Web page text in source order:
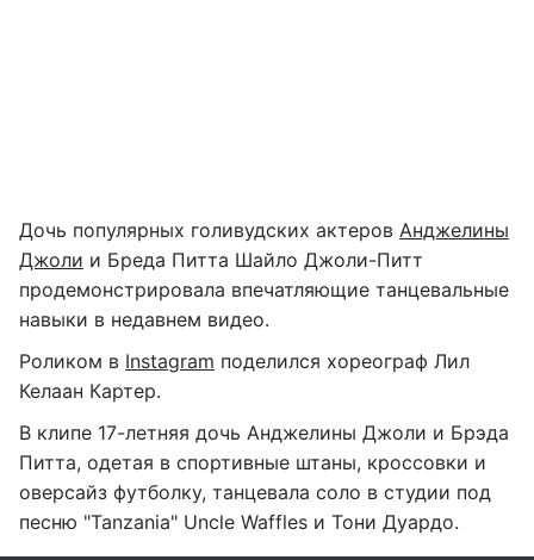
Дочь популярных голивудских актеров Анджелины
Джоли и Бреда Питта Шайло Джоли-Питт
продемонстрировала впечатляющие танцевальные
навыки в недавнем видео.
Роликом в Instagram поделился хореограф Лил
Келаан Картер.
В клипе 17-летняя дочь Анджелины Джоли и Брэда
Питта, одетая в спортивные штаны, кроссовки и
оверсайз футболку, танцевала соло в студии под
песню "Tanzania" Uncle Waffles и Тони Дуардо.